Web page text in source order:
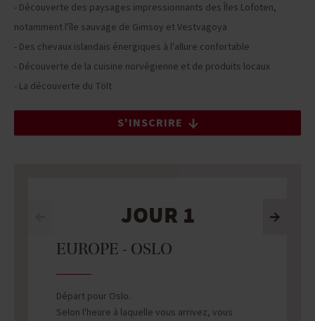
- Découverte des paysages impressionnants des Îles Lofoten,
notamment l'île sauvage de Gimsoy et Vestvagoya
- Des chevaux islandais énergiques à l'allure confortable
- Découverte de la cuisine norvégienne et de produits locaux
- La découverte du Tölt
S'INSCRIRE
JOUR 1
EUROPE - OSLO
Départ pour Oslo.
Selon l'heure à laquelle vous arrivez, vous